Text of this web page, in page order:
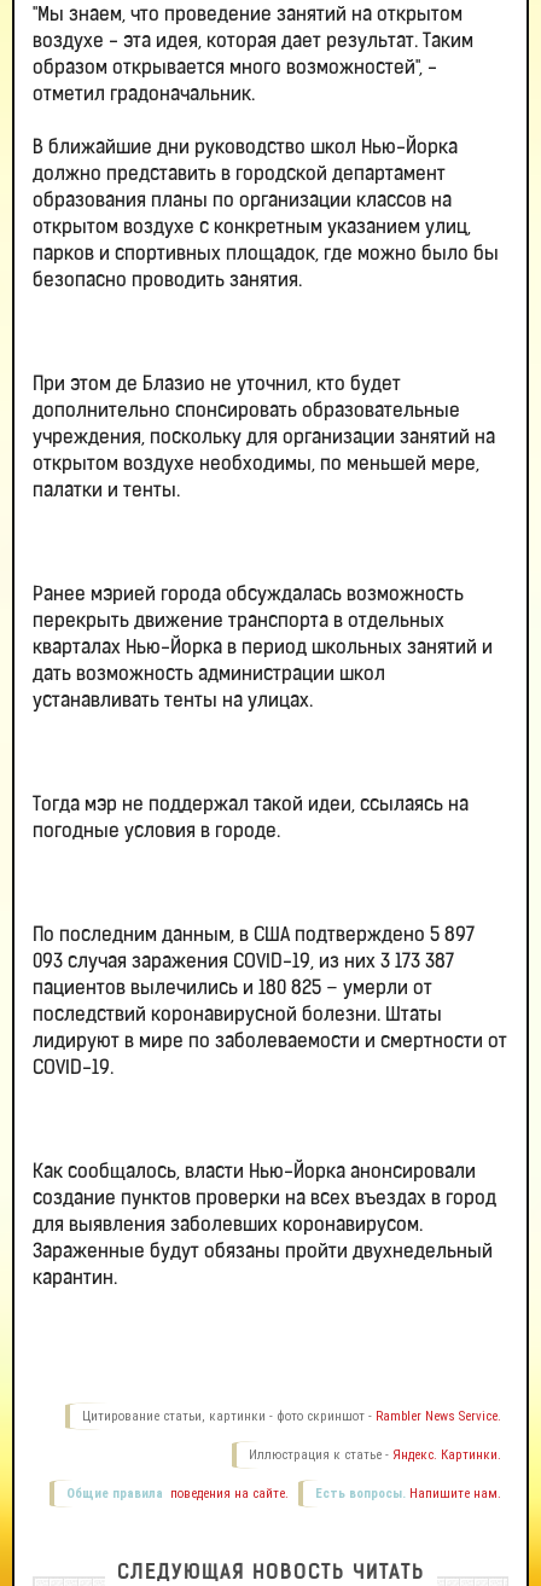
"Мы знаем, что проведение занятий на открытом
воздухе - эта идея, которая дает результат. Таким
образом открывается много возможностей", -
отметил градоначальник.
В ближайшие дни руководство школ Нью-Йорка
должно представить в городской департамент
образования планы по организации классов на
открытом воздухе с конкретным указанием улиц,
парков и спортивных площадок, где можно было бы
безопасно проводить занятия.
При этом де Блазио не уточнил, кто будет
дополнительно спонсировать образовательные
учреждения, поскольку для организации занятий на
открытом воздухе необходимы, по меньшей мере,
палатки и тенты.
Ранее мэрией города обсуждалась возможность
перекрыть движение транспорта в отдельных
кварталах Нью-Йорка в период школьных занятий и
дать возможность администрации школ
устанавливать тенты на улицах.
Тогда мэр не поддержал такой идеи, ссылаясь на
погодные условия в городе.
По последним данным, в США подтверждено 5 897
093 случая заражения COVID-19, из них 3 173 387
пациентов вылечились и 180 825 – умерли от
последствий коронавирусной болезни. Штаты
лидируют в мире по заболеваемости и смертности от
COVID-19.
Как сообщалось, власти Нью-Йорка анонсировали
создание пунктов проверки на всех въездах в город
для выявления заболевших коронавирусом.
Зараженные будут обязаны пройти двухнедельный
карантин.
Цитирование статьи, картинки - фото скриншот - Rambler News Service.
Иллюстрация к статье - Яндекс. Картинки.
Есть вопросы. Напишите нам.
Общие правила поведения на сайте.
СЛЕДУЮЩАЯ НОВОСТЬ ЧИТАТЬ